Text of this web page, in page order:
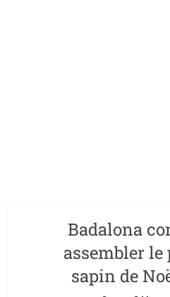
Badalona
assembler
sapin de